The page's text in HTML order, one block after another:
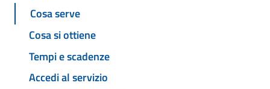
Cosa serve
Cosa si ottiene
Tempi e scadenze
Accedi al servizio